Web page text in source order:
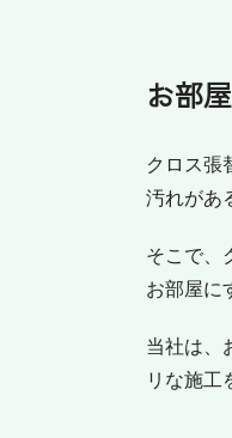
お部
クロス張
汚れがあ
そこで、
お部屋に
当社は、
リな施工